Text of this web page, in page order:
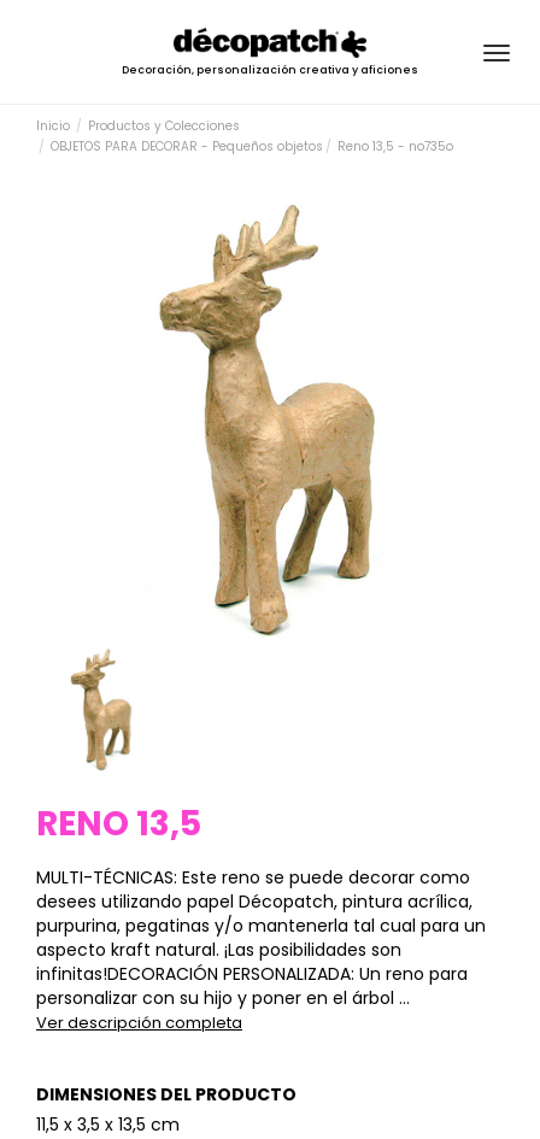
Decoración, personalización creativa y aficiones
Inicio
Productos y Colecciones
OBJETOS PARA DECORAR - Pequeños objetos
Reno 13,5 - no735o
RENO 13,5
MULTI-TÉCNICAS: Este reno se puede decorar como
desees utilizando papel Décopatch, pintura acrílica,
purpurina, pegatinas y/o mantenerla tal cual para un
aspecto kraft natural. ¡Las posibilidades son
infinitas!DECORACIÓN PERSONALIZADA: Un reno para
personalizar con su hijo y poner en el árbol ...
Ver descripción completa
DIMENSIONES DEL PRODUCTO
11,5 x 3,5 x 13,5 cm